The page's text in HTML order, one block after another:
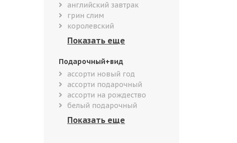
английский завтрак
грин слим
королевский
Подарочный+вид
ассорти новый год
ассорти подарочный
ассорти на рождество
белый подарочный